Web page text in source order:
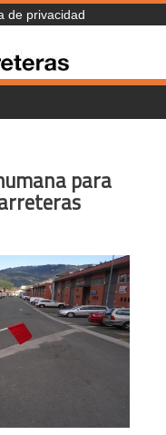
de privacidad
para